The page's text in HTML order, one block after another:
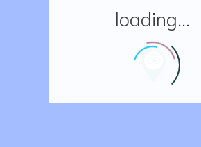
Réserver un séjour
loading...